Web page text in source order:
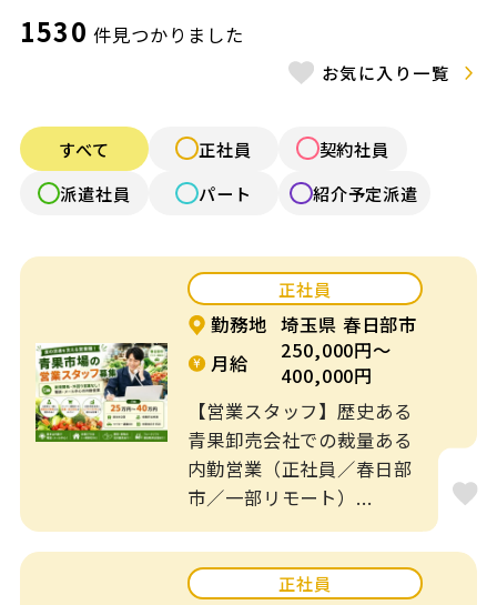
施設形態
認証・認定保育園
小規模認可園 認定こども園
公立保育園 幼稚園
企業主導型保育
学童保育
放課後デイ・発達
支援
病院・クリニック
介護・養護・支援
施設
その他
1530 件見つかりました
お気に入り一覧
すべて 正社員
契約社員
派遣社員
パート 紹介予定派遣
正社員
勤務地 埼玉県 春日部市
月給
250,000円～
400,000円
【営業スタッフ】歴史ある
青果卸売会社での裁量ある
内勤営業（正社員／春日部
市／一部リモート）...
正社員